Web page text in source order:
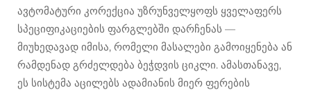
ავტომატური კორექცია უზრუნველყოფს ყველაფერს
სპეციფიკაციების ფარგლებში დარჩენას —
მიუხედავად იმისა, რომელი მასალები გამოიყენება ან
რამდენად გრძელდება ბეჭდვის ციკლი. ამასთანავე,
ეს სისტემა აცილებს ადამიანის მიერ ფერების